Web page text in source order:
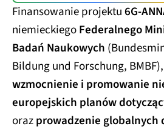
Finansowanie projektu6G-
niemieckiegoFederalnego
Badań Naukowych
Bildung und Forschung,
wzmocnienie i promowanie
europejskich planów
orazprowadzenie globalnych